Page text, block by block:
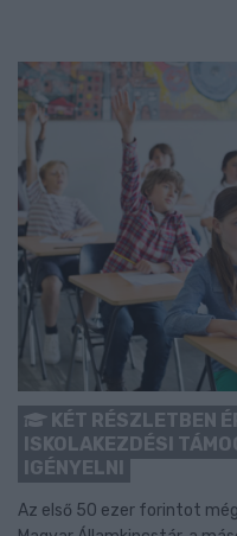
KÉT RÉSZLETBEN
ISKOLAKEZDÉSI
IGÉNYELNI
Az első 50 ezer forintot